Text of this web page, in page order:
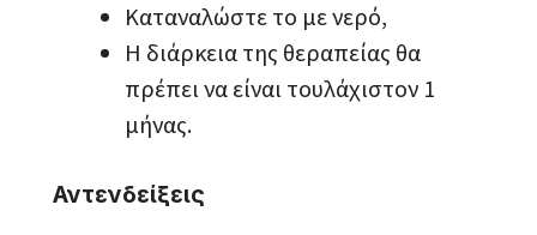
Καταναλώστε το με νερό,
Η διάρκεια της θεραπείας θα
πρέπει να είναι τουλάχιστον 1
μήνας.
Αντενδείξεις